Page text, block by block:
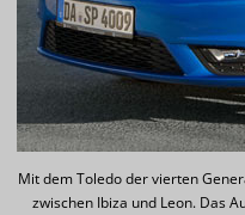
Mit dem Toledo der vierten
zwischen Ibiza und Leon. Das